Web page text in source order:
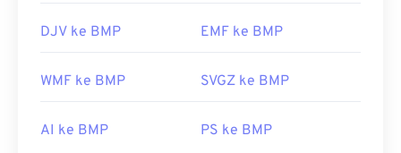
DJV ke BMP EMF ke BMP
WMF ke BMP SVGZ ke BMP
AI ke BMP PS ke BMP